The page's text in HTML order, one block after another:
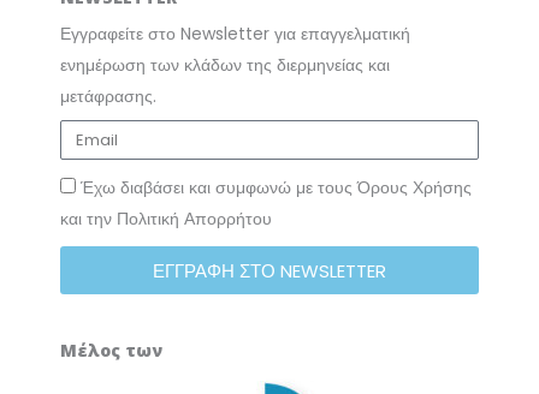
Εγγραφείτε στο Newsletter για επαγγελματική
ενημέρωση των κλάδων της διερμηνείας και
μετάφρασης.
Έχω διαβάσει και συμφωνώ με τους Όρους Χρήσης
και την Πολιτική Απορρήτου
ΕΓΓΡΑΦΗ ΣΤΟ NEWSLETTER
Μέλος των